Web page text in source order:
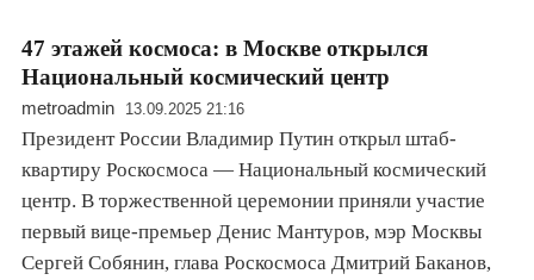
47 этажей космоса: в Москве открылся
Национальный космический центр
metroadmin 13.09.2025 21:16
Президент России Владимир Путин открыл штаб-
квартиру Роскосмоса — Национальный космический
центр. В торжественной церемонии приняли участие
первый вице-премьер Денис Мантуров, мэр Москвы
Сергей Собянин, глава Роскосмоса Дмитрий Баканов,